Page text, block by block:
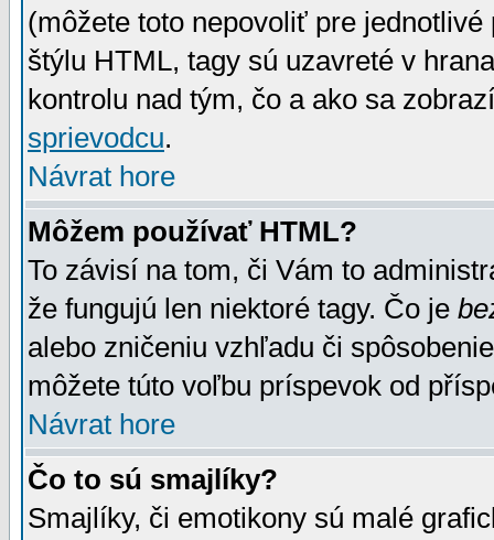
(môžete toto nepovoliť pre
štýlu HTML, tagy sú uzavreté v
kontrolu nad tým, čo a ako sa
sprievodcu.
Návrat hore
Môžem používať HTML?
To závisí na tom, či Vám to
že fungujú len niektoré tagy. Čo je
alebo zničeniu vzhľadu či
môžete túto voľbu príspevok od
Návrat hore
Čo to sú smajlíky?
Smajlíky, či emotikony sú malé